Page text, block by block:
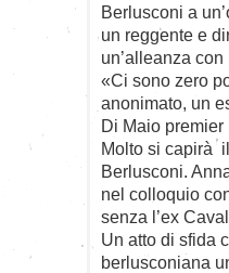
Berlusconi a
un reggente e
un’alleanza
«Ci sono zero
anonimato, un
Di Maio
Molto si capirà
Berlusconi.
nel colloquio
senza l’ex
Un atto di sfida
berlusconiana